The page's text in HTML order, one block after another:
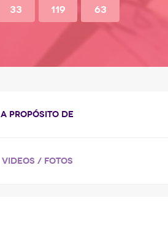
33 119 63
A PROPÓSITO DE
VIDEOS / FOTOS